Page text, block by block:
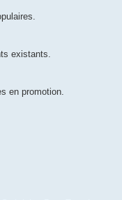
existants.
en promotion.